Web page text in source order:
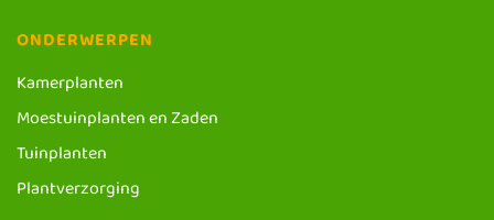
ONDERWERPEN
Kamerplanten
Moestuinplanten en Zaden
Tuinplanten
Plantverzorging